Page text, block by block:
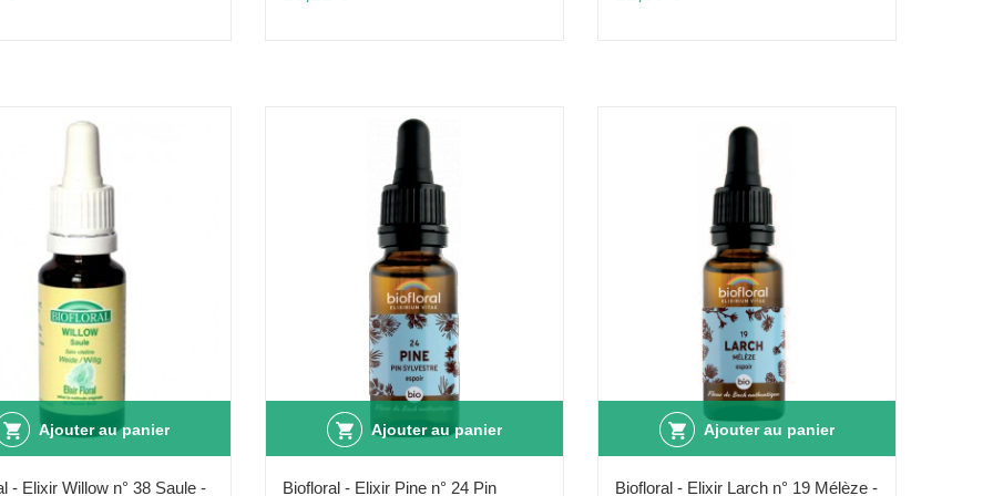
Ajouter au panier
- Elixir Willow n° 38 Saule -
Ajouter au panier
Biofloral - Elixir Pine n° 24 Pin
Ajouter au panier
Biofloral - Elixir Larch n° 19 Mélèze -